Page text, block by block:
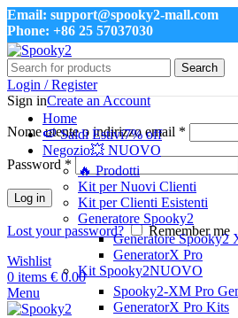
Email: support@spooky2-mall.com
Phone: +86 25 57037030
Search
Login / Register
Sign inCreate an Account
Nome utente o indirizzo email *
Password *
Log in
Lost your password?
Remember me
Wishlist
0 items € 0.00
Menu
Home
🍉 Saldi Estivi7% off
Negozio💥 NUOVO
🔥 Prodotti
Kit per Nuovi Clienti
Kit per Clienti Esistenti
Generatore Spooky2
Generatore Spooky2
GeneratorX Pro
Kit Spooky2NUOVO
Spooky2-XM Pro
GeneratorX Pro Kits